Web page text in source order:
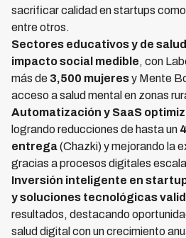
sacrificar calidad en startups como
entre otros.
Sectores educativos y de
impacto social medible, con
más de 3,500 mujeresy Mente
acceso a salud mental en zonas
Automatización y SaaS
logrando reducciones de hasta un
entrega(Chazki) y mejorando la
gracias a procesos digitales
Inversión inteligente en
y soluciones tecnológicas
resultados, destacando
salud digital con un crecimiento